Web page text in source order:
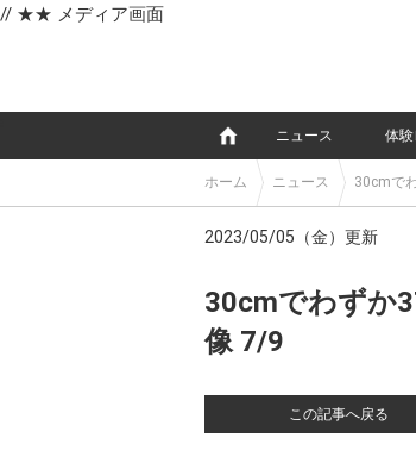
// ★★ メディア画面
ニュース 体
ホーム ニュース 30cmで
2023/05/05（金）更新
30cmでわずか
像 7/9
この記事へ戻る